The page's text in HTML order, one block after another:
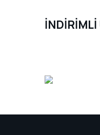
İNDİRİMLİ